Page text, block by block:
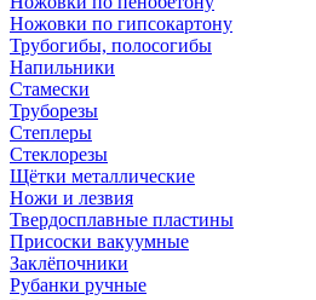
Ножовки по гипсокартону
Трубогибы, полосогибы
Напильники
Стамески
Труборезы
Степлеры
Стеклорезы
Щётки металлические
Ножи и лезвия
Твердосплавные пластины
Присоски вакуумные
Заклёпочники
Рубанки ручные